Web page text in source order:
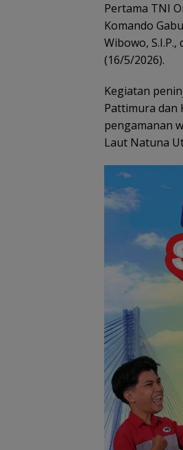
Pertama TNI
Komando
Wibowo,
(16/5/2026).
Kegiatan
Pattimura dan
pengamanan
Laut Natuna